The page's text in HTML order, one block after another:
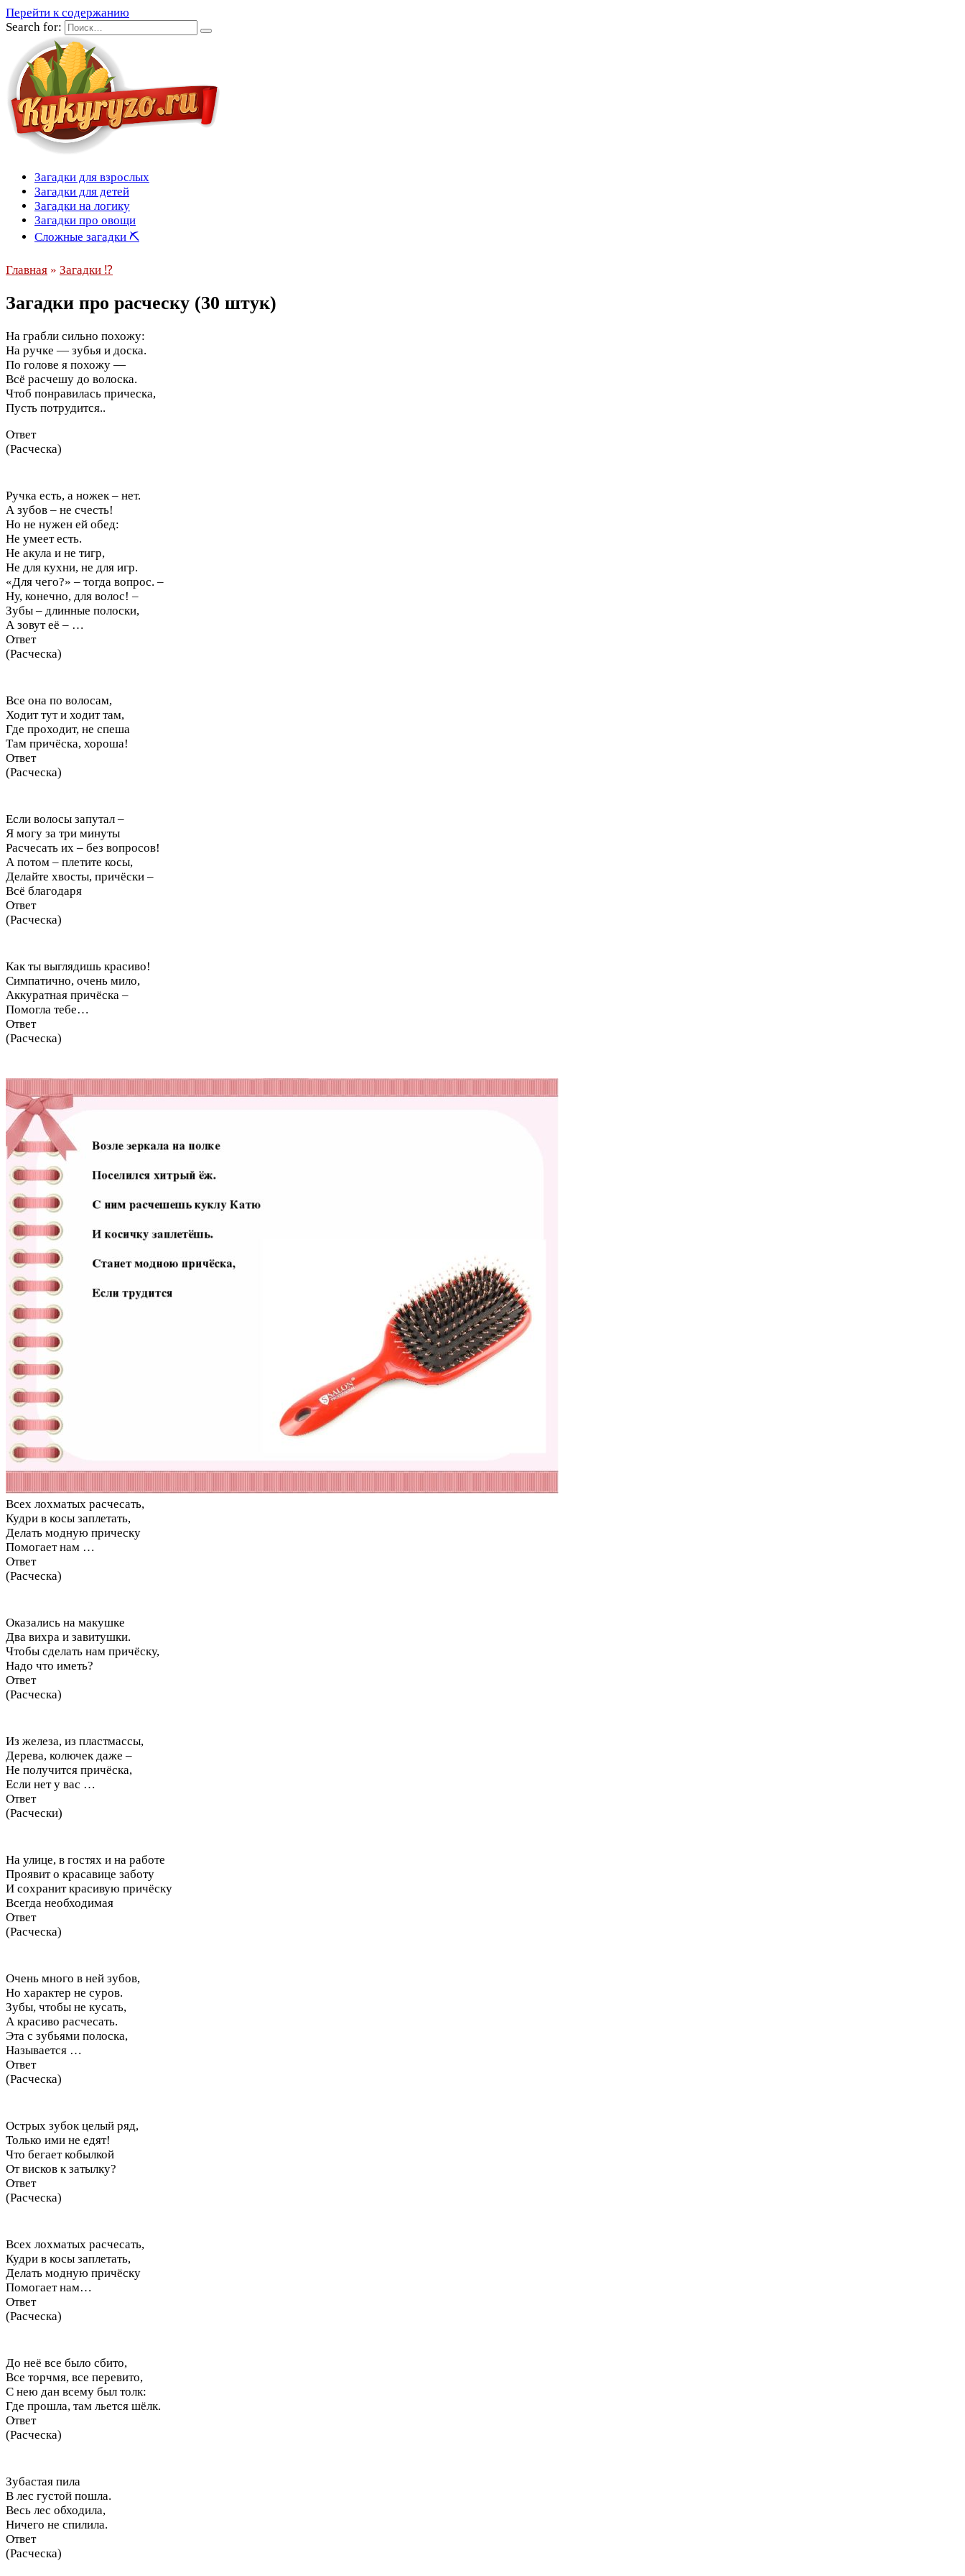
Перейти к содержанию
Search for:
Загадки для взрослых
Загадки для детей
Загадки на логику
Загадки про овощи
Сложные загадки ⛏
Главная » Загадки ⁉
Загадки про расческу (30 штук)
На грабли сильно похожу:
На ручке — зубья и доска.
По голове я похожу —
Всё расчешу до волоска.
Чтоб понравилась прическа,
Пусть потрудится..
Ответ
(Расческа)
Ручка есть, а ножек – нет.
А зубов – не счесть!
Но не нужен ей обед:
Не умеет есть.
Не акула и не тигр,
Не для кухни, не для игр.
«Для чего?» – тогда вопрос. –
Ну, конечно, для волос! –
Зубы – длинные полоски,
А зовут её – …
Ответ
(Расческа)
Все она по волосам,
Ходит тут и ходит там,
Где проходит, не спеша
Там причёска, хороша!
Ответ
(Расческа)
Если волосы запутал –
Я могу за три минуты
Расчесать их – без вопросов!
А потом – плетите косы,
Делайте хвосты, причёски –
Всё благодаря
Ответ
(Расческа)
Как ты выглядишь красиво!
Симпатично, очень мило,
Аккуратная причёска –
Помогла тебе…
Ответ
(Расческа)
Всех лохматых расчесать,
Кудри в косы заплетать,
Делать модную прическу
Помогает нам …
Ответ
(Расческа)
Оказались на макушке
Два вихра и завитушки.
Чтобы сделать нам причёску,
Надо что иметь?
Ответ
(Расческа)
Из железа, из пластмассы,
Дерева, колючек даже –
Не получится причёска,
Если нет у вас …
Ответ
(Расчески)
На улице, в гостях и на работе
Проявит о красавице заботу
И сохранит красивую причёску
Всегда необходимая
Ответ
(Расческа)
Очень много в ней зубов,
Но характер не суров.
Зубы, чтобы не кусать,
А красиво расчесать.
Эта с зубьями полоска,
Называется …
Ответ
(Расческа)
Острых зубок целый ряд,
Только ими не едят!
Что бегает кобылкой
От висков к затылку?
Ответ
(Расческа)
Всех лохматых расчесать,
Кудри в косы заплетать,
Делать модную причёску
Помогает нам…
Ответ
(Расческа)
До неё все было сбито,
Все торчмя, все перевито,
С нею дан всему был толк:
Где прошла, там льется шёлк.
Ответ
(Расческа)
Зубастая пила
В лес густой пошла.
Весь лес обходила,
Ничего не спилила.
Ответ
(Расческа)